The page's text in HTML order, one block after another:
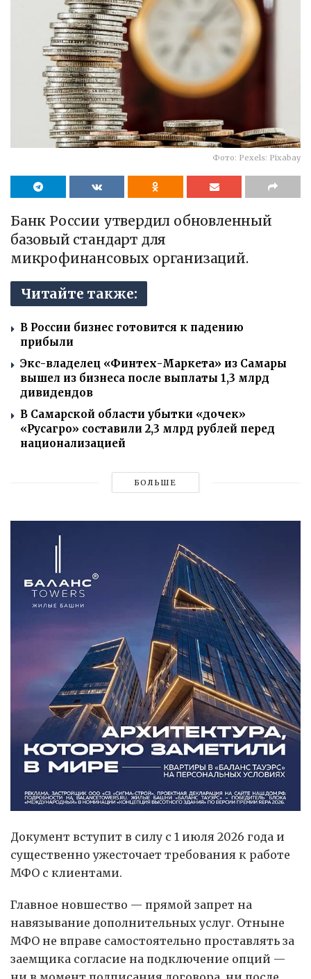
Фото: Pexels: Pixabay
Банк России утвердил обновленный
базовый стандарт для
микрофинансовых организаций.
Читайте также:
В России бизнес готовится к падению
прибыли
Экс-владелец «Финтех-Маркета» из Самары
вышел из бизнеса после выплаты 1,3 млрд
дивидендов
В Самарской области убытки «дочек»
«Русагро» составили 2,3 млрд рублей перед
национализацией
БОЛЬШЕ
Документ вступит в силу с 1 июля 2026 года и
существенно ужесточает требования к работе
МФО с клиентами.
Главное новшество — прямой запрет на
навязывание дополнительных услуг. Отныне
МФО не вправе самостоятельно проставлять за
заемщика согласие на подключение опций —